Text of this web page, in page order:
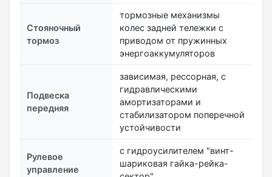
Стояночный
тормоз
тормозные механизмы
колес задней тележки с
приводом от пружинных
энергоаккумуляторов
Подвеска
передняя
зависимая, рессорная, с
гидравлическими
амортизаторами и
стабилизатором поперечной
устойчивости
Рулевое
управление
с гидроусилителем "винт-
шариковая гайка-рейка-